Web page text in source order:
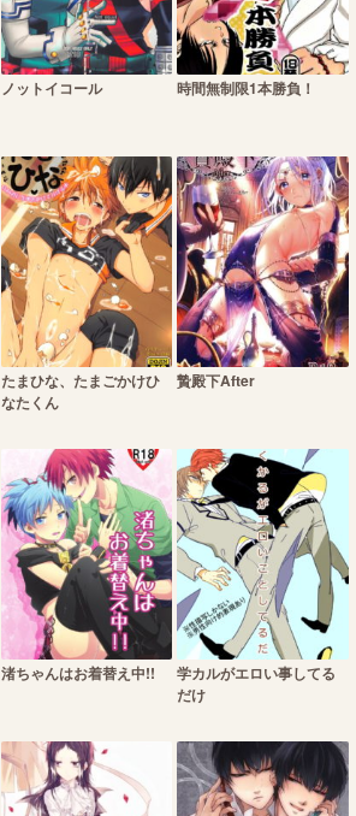
ノットイコール 時間無制限1本勝負！
たまひな、たまごかけひ
なたくん
贄殿下After
渚ちゃんはお着替え中!!
学カルがエロい事してる
だけ